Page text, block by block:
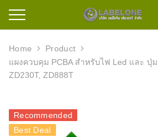
Home
Product
แผงควบคุม PCBA สำหรับไฟ Led และ ปุ่ม
ZD230T, ZD888T
Recommended
Best Deal